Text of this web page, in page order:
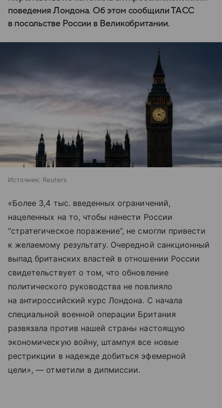
поведения Лондона. Об этом сообщили ТАСС
в посольстве России в Великобритании.
Источник: Reuters
«Более 3,4 тыс. введенных ограничений,
нацеленных на то, чтобы нанести России
“стратегическое поражение”, не смогли привести
к желаемому результату. Очередной санкционный
выпад британских властей в отношении России
свидетельствует о том, что обновление
политического руководства не повлияло
на антироссийский курс Лондона. С начала
специальной военной операции Британия
развязала против нашей страны настоящую
экономическую войну, штампуя все новые
рестрикции в надежде добиться эфемерной
цели», — отметили в дипмиссии.